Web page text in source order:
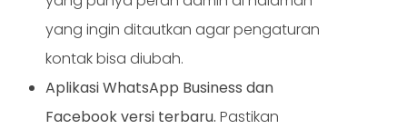
yang ingin ditautkan agar pengaturan
kontak bisa diubah.
Aplikasi WhatsApp Business dan
Facebook versi terbaru. Pastikan